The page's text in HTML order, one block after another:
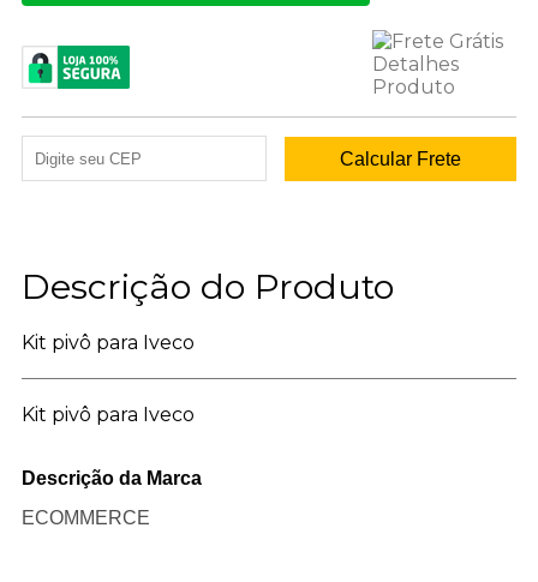
Descrição do Produto
Kit pivô para Iveco
Kit pivô para Iveco
Descrição da Marca
ECOMMERCE